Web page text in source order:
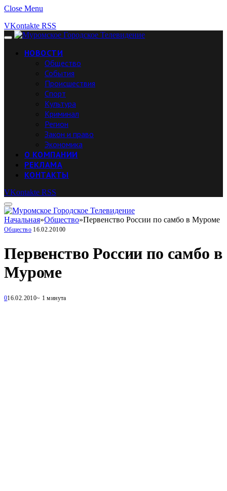
Close Menu
VKontakte RSS
НОВОСТИ
Общество
События
Происшествия
Спорт
Культура
Криминал
Регион
Закон и право
Экономика
О КОМПАНИИ
РЕКЛАМА
КОНТАКТЫ
VKontakte RSS
Начальная»Общество»Первенство России по самбо в Муроме
Общество 16.02.20100
Первенство России по самбо в
Муроме
016.02.2010~ 1 минута